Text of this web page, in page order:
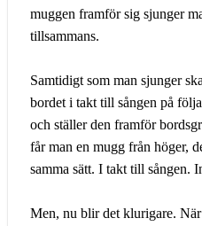
muggen framför sig sjunger
tillsammans.
Samtidigt som man sjunger
bordet i takt till sången på
och ställer den framför
får man en mugg från höger,
samma sätt. I takt till sången.
Men, nu blir det klurigare.